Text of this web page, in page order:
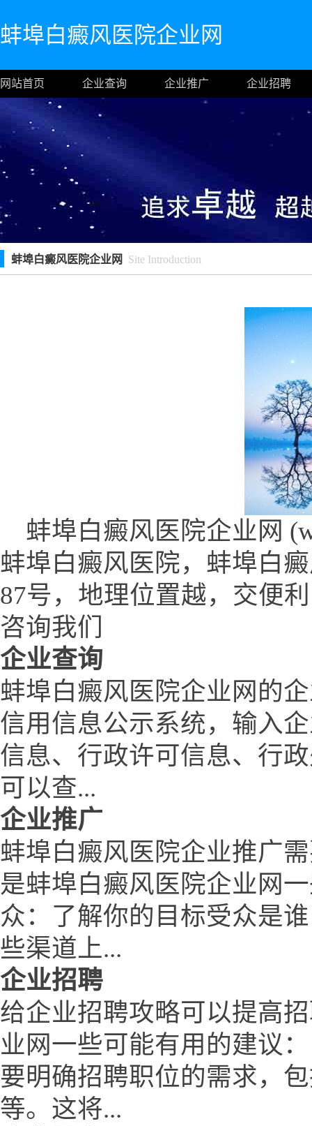
蚌埠白癜风医院企业网
网站首页 企业查询 企业推广 企业招聘
蚌埠白癜风医院企业网 Site Introduction
蚌埠白癜风医院企业网
蚌埠白癜风医院，蚌埠白
87号，地理位置越，交便
咨询我们
企业查询
蚌埠白癜风医院企业网的
信用信息公示系统，输入
信息、行政许可信息、行
可以查...
企业推广
蚌埠白癜风医院企业推广
是蚌埠白癜风医院企业网
众：了解你的目标受众是
些渠道上...
企业招聘
给企业招聘攻略可以提高
业网一些可能有用的建议
要明确招聘职位的需求，
等。这将...